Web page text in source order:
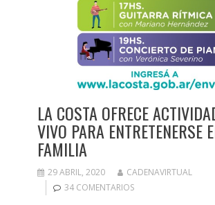
LA COSTA OFRECE
VIVO PARA ENTRETENERSE
FAMILIA
29 ABRIL, 2020
CADENAVIRTUAL
34 COMENTARIOS